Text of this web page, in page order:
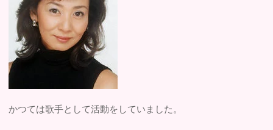
かつては歌手として活動をしていました。